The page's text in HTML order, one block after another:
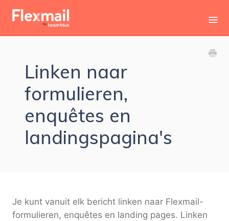
Linken naar
formulieren,
enquêtes en
landingspagina's
Je kunt vanuit elk bericht linken naar Flexmail-
formulieren, enquêtes en landing pages. Linken